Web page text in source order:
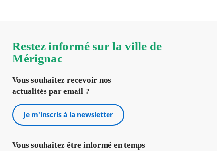
Restez informé sur la ville de
Mérignac
Vous souhaitez recevoir nos
actualités par email ?
Je m'inscris à la newsletter
Vous souhaitez être informé en temps